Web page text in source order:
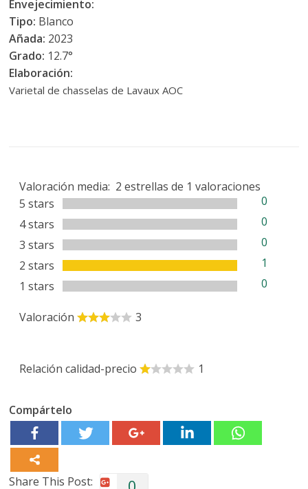
Envejecimiento:
Tipo: Blanco
Añada: 2023
Grado: 12.7°
Elaboración:
Varietal de chasselas de Lavaux AOC
Valoración media:
5 stars
0
4 stars
0
3 stars
0
2 stars
1
1 stars
0
2 estrellas de 1 valoraciones
Valoración 3
Relación calidad-precio 1
Compártelo
Share This Post: